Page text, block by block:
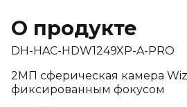
О продукте
DH-HAC-HDW1249XP-A-PRO
2МП сферическая камера
фиксированным фокусом